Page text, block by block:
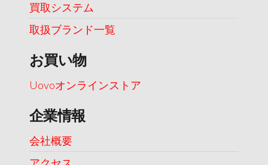
買取システム
取扱ブランド一覧
お買い物
Uovoオンラインストア
企業情報
会社概要